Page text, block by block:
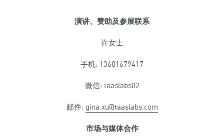
演讲、赞助及参展联系
许女士
手机: 13601679417
微信: taaslabs02
邮件: gina.xu@taaslabs.com
市场与媒体合作